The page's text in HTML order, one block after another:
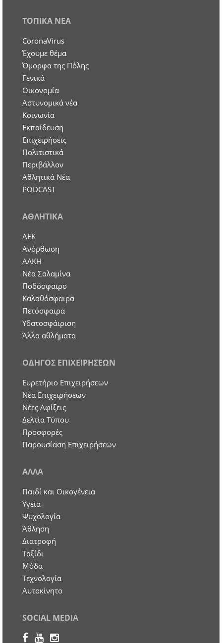
ΤΟΠΙΚΑ ΝΕΑ
CoronaVirus
Έχουμε θέμα
Όμορφα της Πόλης
Γενικά
Οικονομία
Aστυνομικά νέα
Κοινωνία
Εκπαίδευση
Επιχειρήσεις
Πολιτιστικά
Περιβάλλον
Αθλητικά Νέα
PODCAST
ΑΘΛΗΤΙΚΑ
ΑΕΚ
Ανόρθωση
ΑΛΚΗ
Νέα Σαλαμίνα
Ποδόσφαιρο
Καλαθόσφαιρα
Πετόσφαιρα
Υδατοσφάιριση
Άλλα αθλήματα
ΟΔΗΓΟΣ ΕΠΙΧΕΙΡΗΣΕΩΝ
Ευρετήριο Επιχειρήσεων
Nέα Επιχειρήσεων
Νέες Αφίξεις
Δελτία Τύπου
Προσφορές
Παρουσίαση Επιχειρήσεων
ΑΛΛΑ
Παιδί και Οικογένεια
Υγεία
Ψυχολογία
Άθληση
Διατροφή
Ταξίδι
Μόδα
Τεχνολογία
Αυτοκίνητο
SOCIAL MEDIA